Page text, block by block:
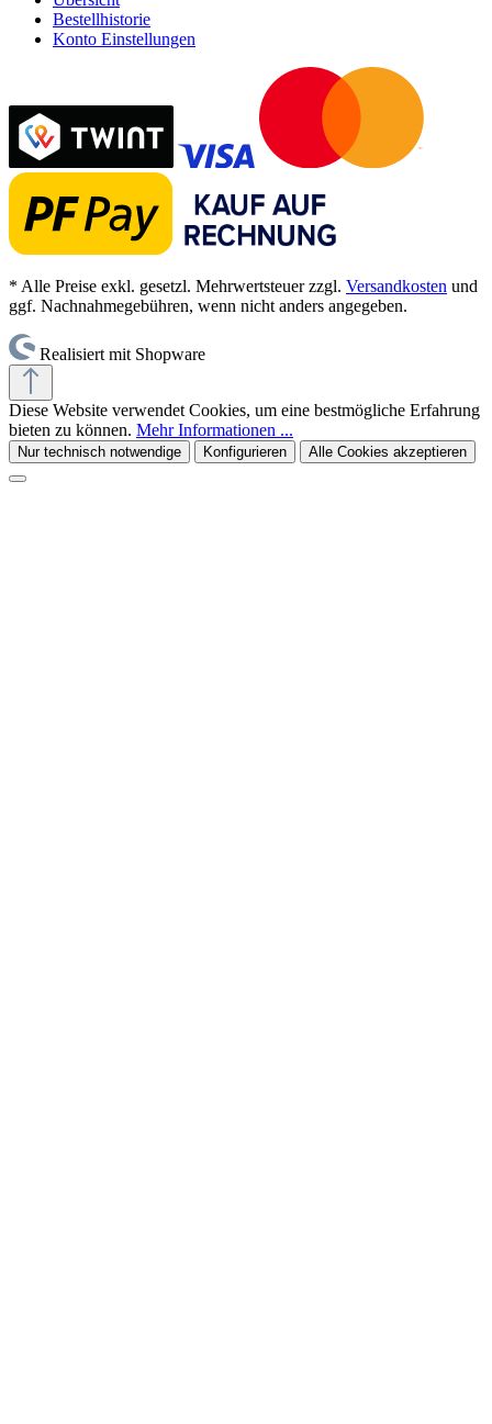
Bestellhistorie
Konto Einstellungen
* Alle Preise exkl. gesetzl. Mehrwertsteuer zzgl. Versandkosten und
ggf. Nachnahmegebühren, wenn nicht anders angegeben.
Realisiert mit Shopware
Diese Website verwendet Cookies, um eine bestmögliche Erfahrung
bieten zu können. Mehr Informationen ...
Nur technisch notwendige Konfigurieren Alle Cookies akzeptieren